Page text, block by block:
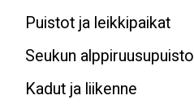
Puistot ja leikkipaikat
Seukun alppiruusupuisto
Kadut ja liikenne